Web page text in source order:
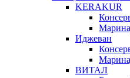
KERAKUR
Иджеван
ВИТАЛ